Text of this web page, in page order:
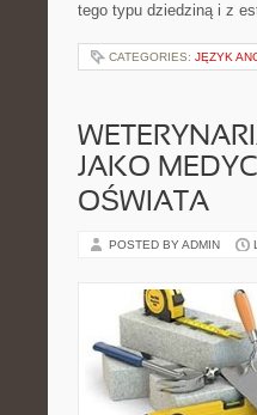
tego typu dziedziną i z
CATEGORIES: JĘZYK
JAKO
OŚWIATA
POSTED BY ADMIN